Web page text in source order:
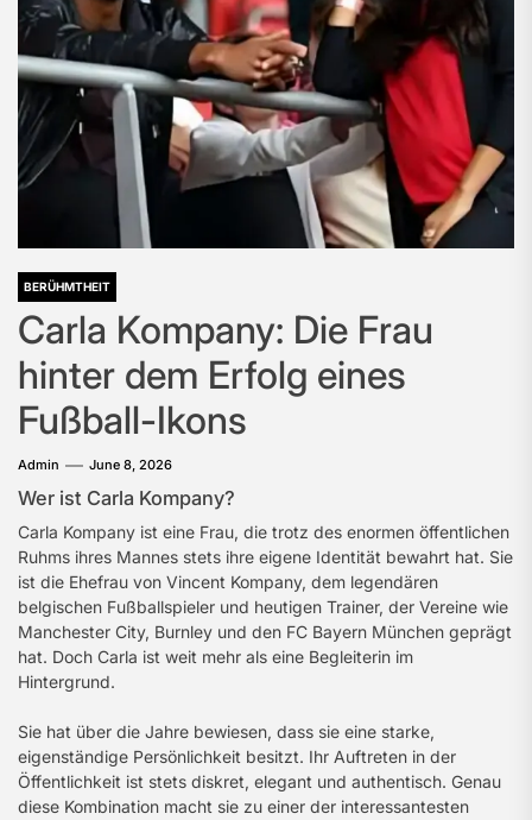
BERÜHMTHEIT
Carla Kompany: Die Frau
hinter dem Erfolg eines
Fußball-Ikons
Admin June 8, 2026
Wer ist Carla Kompany?
Carla Kompany ist eine Frau, die trotz des enormen öffentlichen
Ruhms ihres Mannes stets ihre eigene Identität bewahrt hat. Sie
ist die Ehefrau von Vincent Kompany, dem legendären
belgischen Fußballspieler und heutigen Trainer, der Vereine wie
Manchester City, Burnley und den FC Bayern München geprägt
hat. Doch Carla ist weit mehr als eine Begleiterin im
Hintergrund.
Sie hat über die Jahre bewiesen, dass sie eine starke,
eigenständige Persönlichkeit besitzt. Ihr Auftreten in der
Öffentlichkeit ist stets diskret, elegant und authentisch. Genau
diese Kombination macht sie zu einer der interessantesten